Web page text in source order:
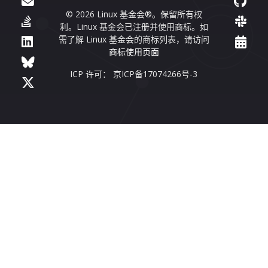
© 2026 Linux 基金会®。保留所有权
利。Linux 基金会已注册并使用商标。如
需了解 Linux 基金会的商标列表，请访问
商标使用页面
ICP 许可： 京ICP备17074266号-3